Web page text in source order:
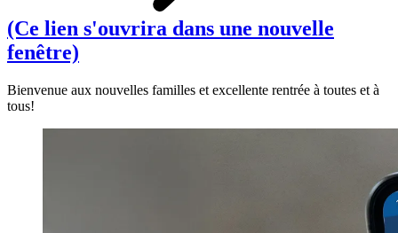
(Ce lien s'ouvrira dans une nouvelle
fenêtre)
Bienvenue aux nouvelles familles et excellente rentrée à toutes et à
tous!